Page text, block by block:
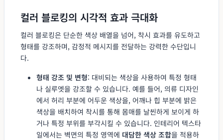
컬러 블로킹의 시각적 효과 극대화
컬러 블로킹은 단순한 색상 배열을 넘어, 착시 효과를 유도하고
형태를 강조하며, 감정적 메시지를 전달하는 강력한 수단입니
다.
형태 강조 및 변형: 대비되는 색상을 사용하여 특정 형태
나 실루엣을 강조할 수 있습니다. 예를 들어, 의류 디자인
에서 허리 부분에 어두운 색상을, 어깨나 힙 부분에 밝은
색상을 배치하여 착시를 통해 몸매를 날씬하게 보이게 하
거나 특정 부위를 부각시킬 수 있습니다. 인테리어 텍스타
일에서는 벽면의 특정 영역에 대담한 색상 조합을 적용하